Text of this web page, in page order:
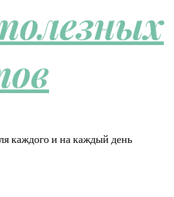
каждого и на каждый день